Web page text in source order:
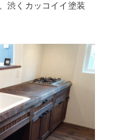
渋くカッコイイ塗装